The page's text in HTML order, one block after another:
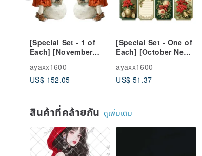
[Special Set - 1 of
Each] [November
[All 222 Designs]
Character Stickers
ayaxx1600
US$ 152.05
[Special Set - One of
Each] [October New
150 Designs] Choki
Paper, Collage
ayaxx1600
US$ 51.37
สินค้าที่คล้ายกัน ดูเพิ่มเติม